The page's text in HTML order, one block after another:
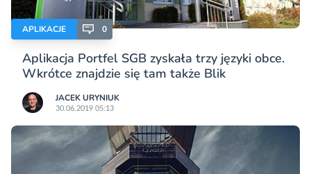
APLIKACJE 0
Aplikacja Portfel SGB zyskała trzy języki obce.
Wkrótce znajdzie się tam także Blik
JACEK URYNIUK
30.06.2019 05:13